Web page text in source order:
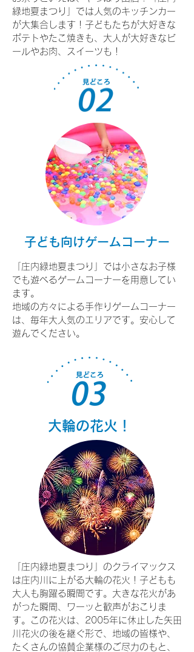
緑地夏まつり」では人気のキッチンカー
が大集合します！子どもたちが大好きな
ポテトやたこ焼きも、大人が大好きなビ
ールやお肉、スイーツも！
​子ども向けゲームコーナー
「庄内緑地夏まつり」では小さなお子様
でも遊べるゲームコーナーを用意してい
ます。
​地域の方々による手作りゲームコーナー
は、毎年大人気のエリアです。安心して
遊んでください。
​大輪の花火！
​「庄内緑地夏まつり」のクライマックス
は庄内川に上がる大輪の花火！子どもも
大人も胸躍る瞬間です。大きな花火があ
がった瞬間、ワーッと歓声がおこりま
す。この花火は、2005年に休止した矢田
川花火の後を継ぐ形で、地域の皆様や、
たくさんの協賛企業様のご尽力のもと、